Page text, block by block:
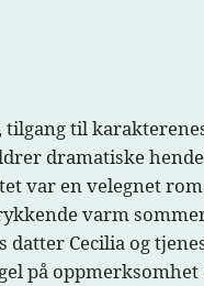
til
dramatiske
var en velegnet
varm
Cecilia og
på